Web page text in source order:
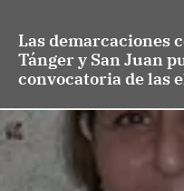
Las demarcaciones
Tánger y San Juan
convocatoria de las